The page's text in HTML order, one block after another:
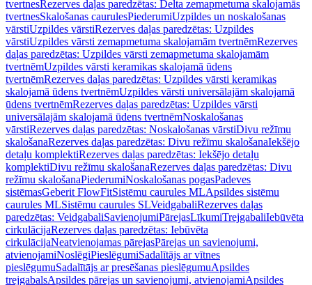
tvertnesRezerves daļas paredzētas: Delta zemapmetuma skalojamās
tvertnesSkalošanas caurulesPiederumiUzpildes un noskalošanas
vārstiUzpildes vārstiRezerves daļas paredzētas: Uzpildes
vārstiUzpildes vārsti zemapmetuma skalojamām tvertnēmRezerves
daļas paredzētas: Uzpildes vārsti zemapmetuma skalojamām
tvertnēmUzpildes vārsti keramikas skalojamā ūdens
tvertnēmRezerves daļas paredzētas: Uzpildes vārsti keramikas
skalojamā ūdens tvertnēmUzpildes vārsti universālajām skalojamā
ūdens tvertnēmRezerves daļas paredzētas: Uzpildes vārsti
universālajām skalojamā ūdens tvertnēmNoskalošanas
vārstiRezerves daļas paredzētas: Noskalošanas vārstiDivu režīmu
skalošanaRezerves daļas paredzētas: Divu režīmu skalošanaIekšējo
detaļu komplektiRezerves daļas paredzētas: Iekšējo detaļu
komplektiDivu režīmu skalošanaRezerves daļas paredzētas: Divu
režīmu skalošanaPiederumiNoskalošanas pogasPadeves
sistēmasGeberit FlowFitSistēmu caurules MLApsildes sistēmu
caurules MLSistēmu caurules SLVeidgabaliRezerves daļas
paredzētas: VeidgabaliSavienojumiPārejasLīkumiTrejgabaliIebūvēta
cirkulācijaRezerves daļas paredzētas: Iebūvēta
cirkulācijaNeatvienojamas pārejasPārejas un savienojumi,
atvienojamiNoslēgiPieslēgumiSadalītājs ar vītnes
pieslēgumuSadalītājs ar presēšanas pieslēgumuApsildes
trejgabalsApsildes pārejas un savienojumi, atvienojamiApsildes